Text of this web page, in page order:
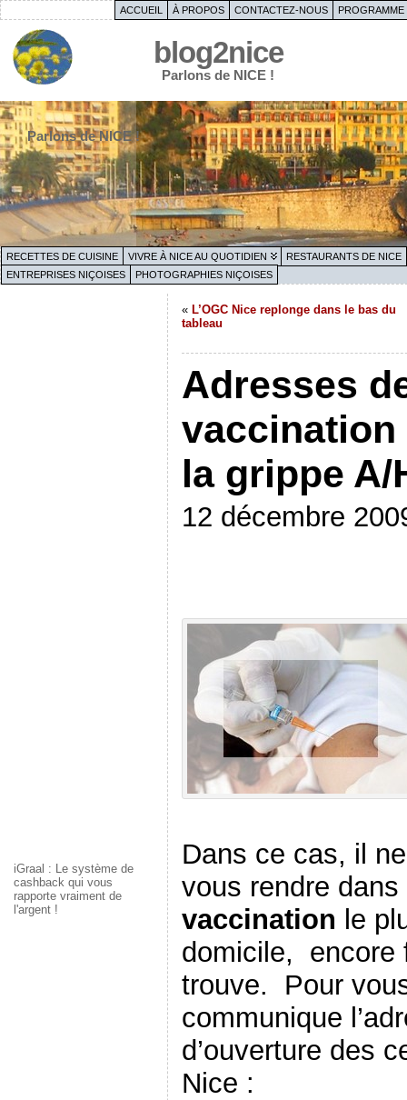
ACCUEIL À PROPOS CONTACTEZ-NOUS PROGRAMME
blog2nice
Parlons de NICE !
Parlons de NICE !
RECETTES DE CUISINE VIVRE À NICE AU QUOTIDIEN
RESTAURANTS DE NICE
ENTREPRISES NIÇOISES
PHOTOGRAPHIES NIÇOISES
iGraal : Le système de
cashback qui vous
rapporte vraiment de
l'argent !
« L’OGC Nice replonge dans le bas du
tableau
Adresses
vaccination
la grippe A/
12 décembre
Dans ce cas, il
vous rendre dans
vaccination le
domicile, encore
trouve. Pour
communique
d’ouverture des
Nice :